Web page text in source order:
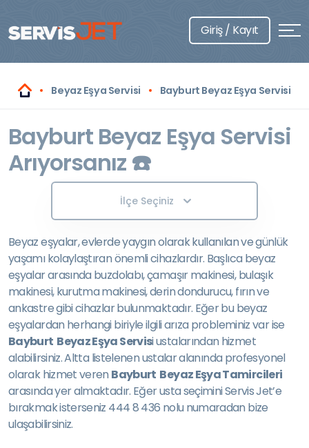
Giriş / Kayıt
Beyaz Eşya Servisi Bayburt Beyaz Eşya Servisi
Bayburt Beyaz Eşya Servisi
Arıyorsanız ☎️
İlçe Seçiniz
Beyaz eşyalar, evlerde yaygın olarak kullanılan ve günlük
yaşamı kolaylaştıran önemli cihazlardır. Başlıca beyaz
eşyalar arasında buzdolabı, çamaşır makinesi, bulaşık
makinesi, kurutma makinesi, derin dondurucu, fırın ve
ankastre gibi cihazlar bulunmaktadır. Eğer bu beyaz
eşyalardan herhangi biriyle ilgili arıza probleminiz var ise
Bayburt Beyaz Eşya Servisi ustalarından hizmet
alabilirsiniz. Altta listelenen ustalar alanında profesyonel
olarak hizmet veren Bayburt Beyaz Eşya Tamircileri
arasında yer almaktadır. Eğer usta seçimini Servis Jet’e
bırakmak isterseniz 444 8 436 nolu numaradan bize
ulaşabilirsiniz.